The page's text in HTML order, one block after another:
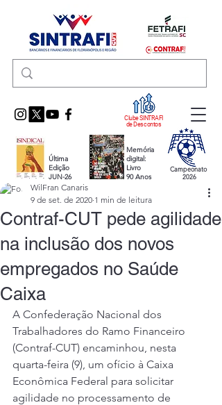
Clube SINTRAFI
de Descontos
Última
Edição
JUN-26
Memória
digital:
Livro
90 Anos
Campeonato
2026
Contraf-CUT pede agilidade
na inclusão dos novos
empregados no Saúde
Caixa
WilFran Canaris
9 de set. de 2020 1 min de leitura
A Confederação Nacional dos
Trabalhadores do Ramo Financeiro
(Contraf-CUT) encaminhou, nesta
quarta-feira (9), um ofício à Caixa
Econômica Federal para solicitar
agilidade no processamento de